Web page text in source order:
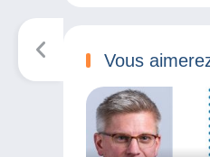
Vous